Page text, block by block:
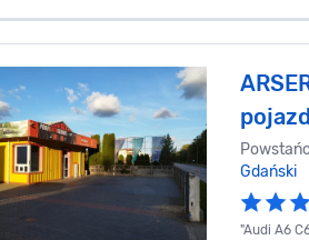
Gdański
"Audi A6